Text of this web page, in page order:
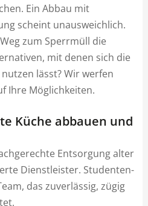
Ein Abbau mit
scheint unausweichlich.
zum Sperrmüll die
mit denen sich die
lässt? Wir werfen
Ihre Möglichkeiten.
Küche abbauen und
Entsorgung alter
Dienstleister. Studenten-
das zuverlässig, zügig